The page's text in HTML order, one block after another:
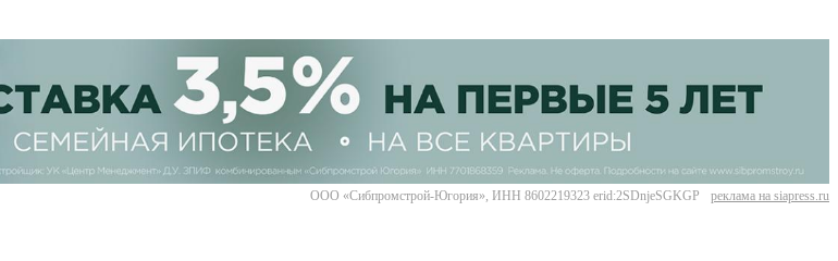
ООО «Сибпромстрой-Югория», ИНН 8602219323 erid:2SDnjeSGKGP реклама на siapress.ru